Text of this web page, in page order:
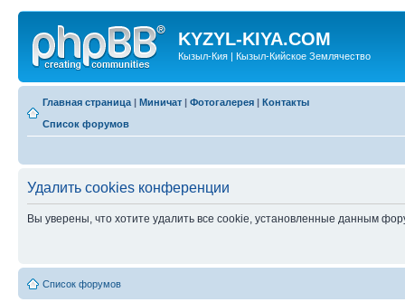
KYZYL-KIYA.COM
Кызыл-Кия | Кызыл-Кийское Землячество
Главная страница | Миничат | Фотогалерея | Контакты
Список форумов
Удалить cookies конференции
Вы уверены, что хотите удалить все cookie, установленные данным
Список форумов